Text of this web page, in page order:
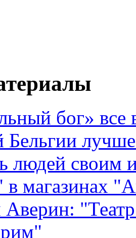
бог» все
Бельгии
людей своим
в магазинах